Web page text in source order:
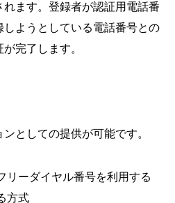
ます。登録者が認証用電話番
ようとしている電話番号との
完了します。
としての提供が可能です。
リーダイヤル番号を利用する
方式